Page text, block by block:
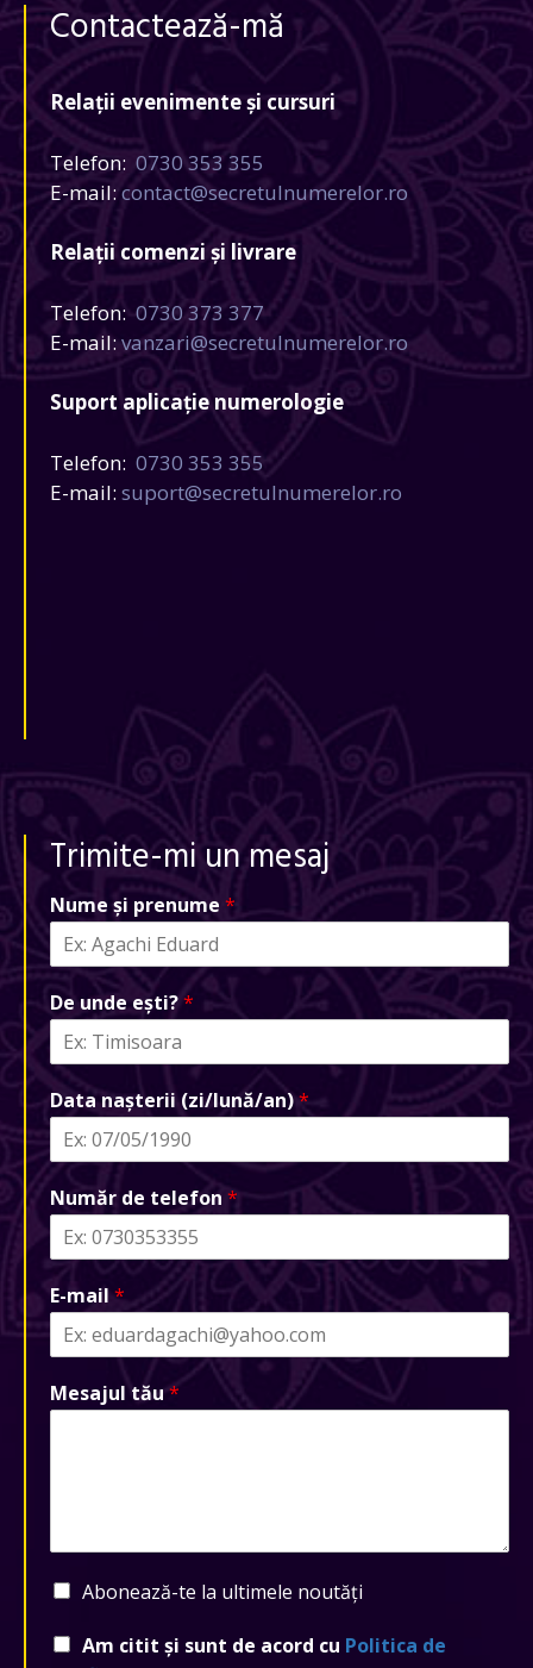
Contactează-mă
Relații evenimente și cursuri
Telefon: 0730 353 355
E-mail:contact@secretulnumerelor.ro
Relații comenzi și livrare
Telefon:0730 373 377
E-mail:vanzari@secretulnumerelor.ro
Suport aplicație numerologie
Telefon: 0730 353 355
E-mail: suport@secretulnumerelor.ro
Trimite-mi un mesaj
Nume și prenume *
De unde ești?*
Data nașterii (zi/lună/an)*
Număr de telefon *
E-mail *
Mesajul tău *
Abonează-te la ultimele noutăți
Am citit și sunt de acord cu Politica de